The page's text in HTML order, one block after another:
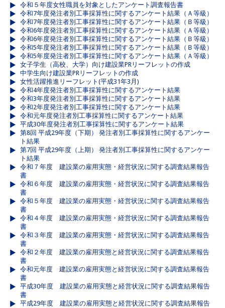
令和５年度女性職員を対象としたアンケート調査報告書
令和7年度発注者別工事採算性に関するアンケート結果（Ａ等級）
令和7年度発注者別工事採算性に関するアンケート結果（Ｂ等級）
令和6年度発注者別工事採算性に関するアンケート結果（Ａ等級）
令和6年度発注者別工事採算性に関するアンケート結果（Ｂ等級）
令和5年度発注者別工事採算性に関するアンケート結果（Ｂ等級）
令和5年度発注者別工事採算性に関するアンケート結果（Ａ等級）
女子学生（高校、大学）向け建設業PRリーフレットの作成
中学生向け建設業PRリーフレットの作成
女性活躍推進リーフレット(平成31年3月)
令和4年度発注者別工事採算性に関するアンケート結果
令和3年度発注者別工事採算性に関するアンケート結果
令和2年度発注者別工事採算性に関するアンケート結果
令和元年度発注者別工事採算性に関するアンケート結果
平成30年度発注者別工事採算性に関するアンケート結果
第8回 平成29年度（下期） 発注者別工事採算性に関するアンケー
ト結果
第7回 平成29年度（上期） 発注者別工事採算性に関するアンケー
ト結果
令和７年度 建設業の雇用実態・経営状況に関する調査結果報告
書
令和６年度 建設業の雇用実態・経営状況に関する調査結果報告
書
令和５年度 建設業の雇用実態・経営状況に関する調査結果報告
書
令和４年度 建設業の雇用実態・経営状況に関する調査結果報告
書
令和３年度 建設業の雇用実態・経営状況に関する調査結果報告
書
令和２年度 建設業の雇用実態と経営状況に関する調査結果報告
書
令和元年度 建設業の雇用実態と経営状況に関する調査結果報告
書
平成30年度 建設業の雇用実態と経営状況に関する調査結果報告
書
平成29年度 建設業の雇用実態と経営状況に関する調査結果報告